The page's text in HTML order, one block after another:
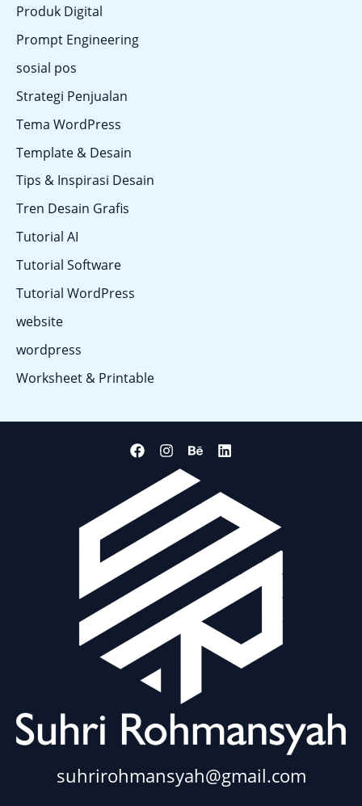
Produk Digital
Prompt Engineering
sosial pos
Strategi Penjualan
Tema WordPress
Template & Desain
Tips & Inspirasi Desain
Tren Desain Grafis
Tutorial AI
Tutorial Software
Tutorial WordPress
website
wordpress
Worksheet & Printable
suhrirohmansyah@gmail.com